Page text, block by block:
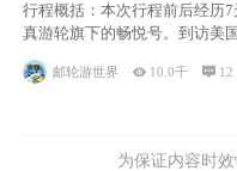
行程概括：本次行程前后经历
真游轮旗下的畅悦号。到访美
个州/省：美国华盛顿州
邮轮游世界  10.0千  12
为保证内容时